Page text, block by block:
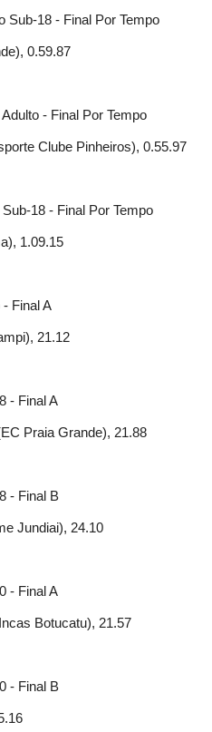
Sub-18 - Final Por Tempo
0.59.87
- Final Por Tempo
Clube Pinheiros), 0.55.97
18 - Final Por Tempo
1.09.15
Final A
21.12
- Final A
Praia Grande), 21.88
- Final B
Jundiai), 24.10
- Final A
Botucatu), 21.57
- Final B